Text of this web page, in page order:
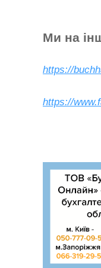
Ми на
https://
https://